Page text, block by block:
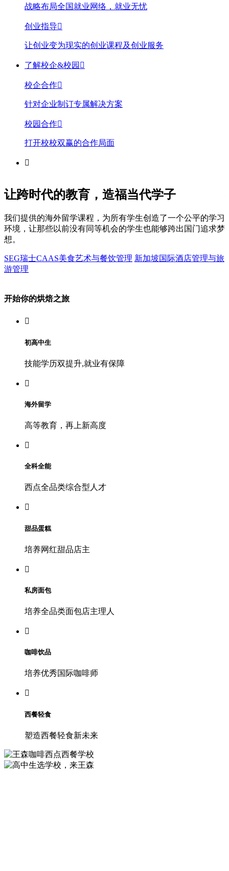
战略布局全国就业网络，就业无忧
创业指导
让创业变为现实的创业课程及创业服务
了解校企&校园 
校企合作
针对企业制订专属解决方案
校园合作
打开校校双赢的合作局面

让跨时代的教育，造福当代学子
我们提供的海外留学课程，为所有学生创造了一个公平的学习
环境，让那些以前没有同等机会的学生也能够跨出国门追求梦
想。
SEG瑞士CAAS美食艺术与餐饮管理 新加坡国际酒店管理与旅
游管理
开始你的烘焙之旅

初高中生
技能学历双提升,就业有保障

海外留学
高等教育，再上新高度

全科全能
西点全品类综合型人才

甜品蛋糕
培养网红甜品店主

私房面包
培养全品类面包店主理人

咖啡饮品
培养优秀国际咖啡师

西餐轻食
塑造西餐轻食新未来